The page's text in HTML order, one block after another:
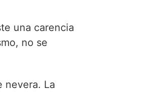
una carencia
no se
nevera. La